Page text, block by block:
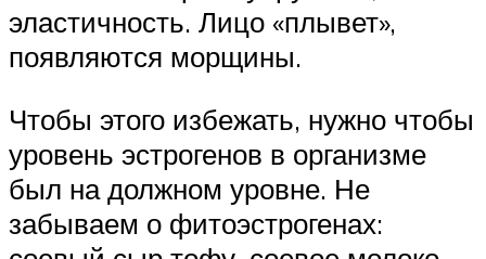
эластичность. Лицо «плывет»,
появляются морщины.
Чтобы этого избежать, нужно чтобы
уровень эстрогенов в организме
был на должном уровне. Не
забываем о фитоэстрогенах: